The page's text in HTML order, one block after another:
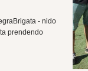
- nido
prendendo